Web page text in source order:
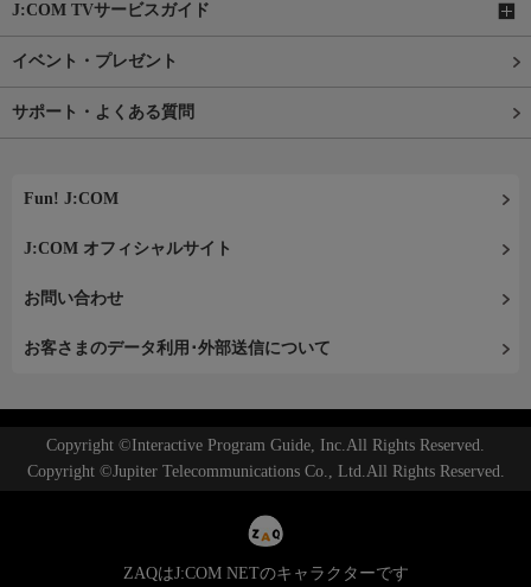
J:COM TVサービスガイド
イベント・プレゼント
サポート・よくある質問
Fun! J:COM
J:COM オフィシャルサイト
お問い合わせ
お客さまのデータ利用･外部送信について
Copyright ©Interactive Program Guide, Inc.All Rights Reserved.
Copyright ©Jupiter Telecommunications Co., Ltd.All Rights Reserved.
ZAQはJ:COM NETのキャラクターです